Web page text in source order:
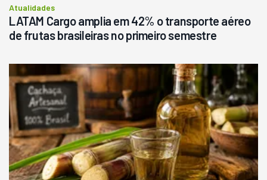
Atualidades
LATAM Cargo amplia em 42% o transporte aéreo
de frutas brasileiras no primeiro semestre